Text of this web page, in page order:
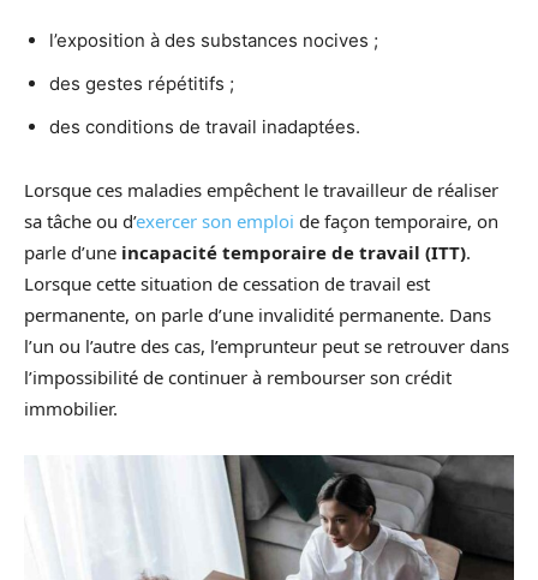
l’exposition à des substances nocives ;
des gestes répétitifs ;
des conditions de travail inadaptées.
Lorsque ces maladies empêchent le travailleur de réaliser
sa tâche ou d’exercer son emploi de façon temporaire, on
parle d’une incapacité temporaire de travail (ITT).
Lorsque cette situation de cessation de travail est
permanente, on parle d’une invalidité permanente. Dans
l’un ou l’autre des cas, l’emprunteur peut se retrouver dans
l’impossibilité de continuer à rembourser son crédit
immobilier.